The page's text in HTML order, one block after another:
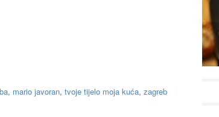
, mario javoran, tvoje tijelo moja kuća, zagreb